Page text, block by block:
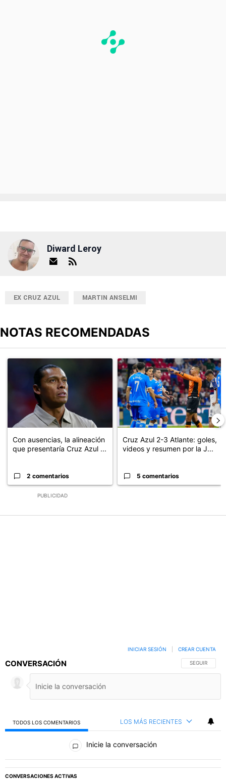
Diward Leroy
EX CRUZ AZUL MARTIN ANSELMI
NOTAS RECOMENDADAS
PUBLICIDAD
Un artículo de tendencia con el título "Con ausencias, la
Con ausencias, la alineación
que presentaría Cruz Azul ...
2 comentarios
Un artículo de tendencia con el
Cruz Azul 2-3 Atlante: goles,
videos y resumen por la J...
5 comentarios
CONVERSACIÓN SIGA ESTA
SEGUIR
INICIAR SESIÓN CREAR CUENTA
TODOS LOS COMENTARIOS LOS MÁS RECIENTES
Todos los comentarios
Inicie la conversación
CONVERSACIONES ACTIVAS